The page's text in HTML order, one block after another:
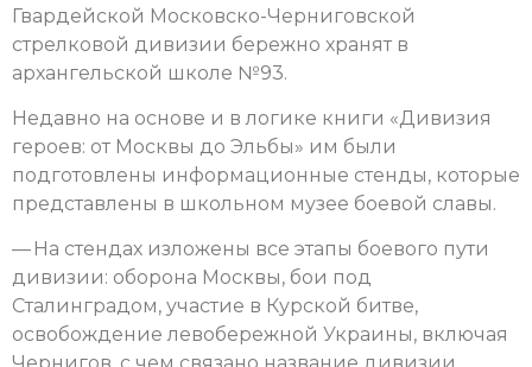
Гвардейской Московско-Черниговской
стрелковой дивизии бережно хранят в
архангельской школе №93.
Недавно на основе и в логике книги «Дивизия
героев: от Москвы до Эльбы» им были
подготовлены информационные стенды, которые
представлены в школьном музее боевой славы.
— На стендах изложены все этапы боевого пути
дивизии: оборона Москвы, бои под
Сталинградом, участие в Курской битве,
освобождение левобережной Украины, включая